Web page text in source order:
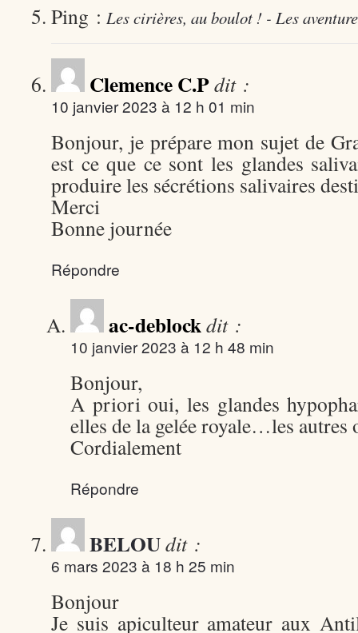
Ping : Les cirières, au boulot ! - Les
Clemence C.Pdit :
10 janvier 2023 à 12 h 01 min
Bonjour, je prépare mon sujet de
est ce que ce sont les glandes
produire les sécrétions salivaires
Merci
Bonne journée
Répondre
ac-deblockdit :
10 janvier 2023 à 12 h 48 min
Bonjour,
A priori oui, les glandes
elles de la gelée royale…les autres
Cordialement
Répondre
BELOUdit :
6 mars 2023 à 18 h 25 min
Bonjour
Je suis apiculteur amateur aux